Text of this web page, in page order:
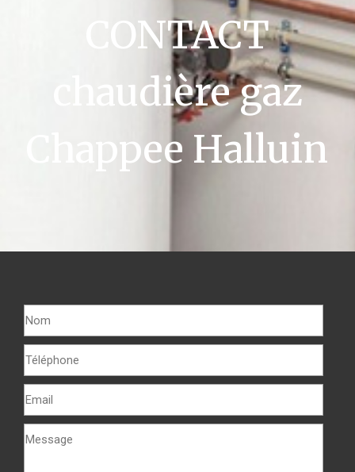
CONTACT
chaudière gaz
Chappee Halluin